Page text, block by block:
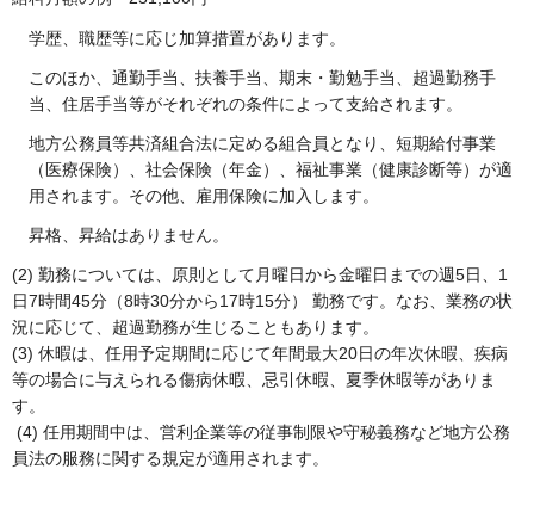
学歴、職歴等に応じ加算措置があります。
このほか、通勤手当、扶養手当、期末・勤勉手当、超過勤務手
当、住居手当等がそれぞれの条件によって支給されます。
地方公務員等共済組合法に定める組合員となり、短期給付事業
（医療保険）、社会保険（年金）、福祉事業（健康診断等）が適
用されます。その他、雇用保険に加入します。
昇格、昇給はありません。
(2) 勤務については、原則として月曜日から金曜日までの週5日、1
日7時間45分（8時30分から17時15分） 勤務です。なお、業務の状
況に応じて、超過勤務が生じることもあります。
(3) 休暇は、任用予定期間に応じて年間最大20日の年次休暇、疾病
等の場合に与えられる傷病休暇、忌引休暇、夏季休暇等がありま
す。
(4) 任用期間中は、営利企業等の従事制限や守秘義務など地方公務
員法の服務に関する規定が適用されます。